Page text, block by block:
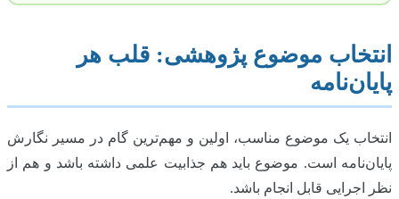
انتخاب موضوع پژوهشی: قلب هر
پایان‌نامه
انتخاب یک موضوع مناسب، اولین و مهم‌ترین گام در مسیر نگارش
پایان‌نامه است. موضوع باید هم جذابیت علمی داشته باشد و هم از
نظر اجرایی قابل انجام باشد.